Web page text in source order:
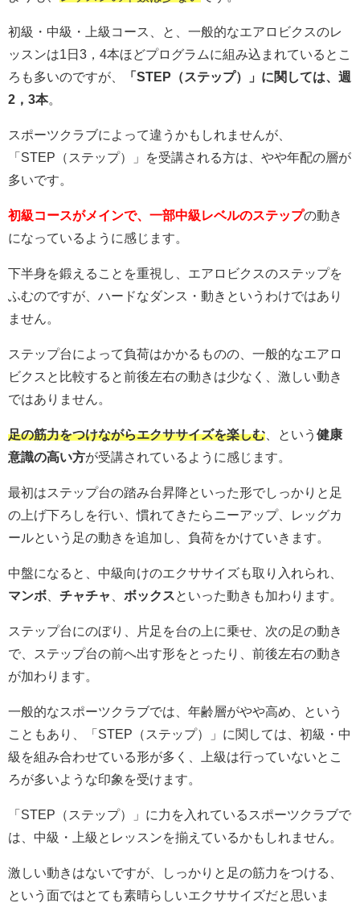
初級・中級・上級コース、と、一般的なエアロビクスのレ
ッスンは1日3，4本ほどプログラムに組み込まれているとこ
ろも多いのですが、
「STEP（ステップ）」に関しては、週
2，3本。
スポーツクラブによって違うかもしれませんが、
「STEP（ステップ）」を受講される方は、やや年配の層が
多いです。
初級コースがメインで、一部中級レベルのステップの動き
になっているように感じます。
下半身を鍛えることを重視し、エアロビクスのステップを
ふむのですが、ハードなダンス・動きというわけではあり
ません。
ステップ台によって負荷はかかるものの、一般的なエアロ
ビクスと比較すると前後左右の動きは少なく、激しい動き
ではありません。
足の筋力をつけながらエクササイズを楽しむ 、という 健康
意識の高い方が受講されているように感じます。
最初はステップ台の踏み台昇降といった形でしっかりと足
の上げ下ろしを行い、慣れてきたらニーアップ、レッグカ
ールという足の動きを追加し、負荷をかけていきます。
中盤になると、中級向けのエクササイズも取り入れられ、
マンボ
チャチャ ボックスといった動きも加わります。
ステップ台にのぼり、片足を台の上に乗せ、次の足の動き
で、ステップ台の前へ出す形をとったり、前後左右の動き
が加わります。
一般的なスポーツクラブでは、年齢層がやや高め、という
こともあり、「STEP（ステップ）」に関しては、初級・中
級を組み合わせている形が多く、上級は行っていないとこ
ろが多いような印象を受けます。
「STEP（ステップ）」に力を入れているスポーツクラブで
は、中級・上級とレッスンを揃えているかもしれません。
激しい動きはないですが、しっかりと足の筋力をつける、
という面ではとても素晴らしいエクササイズだと思いま